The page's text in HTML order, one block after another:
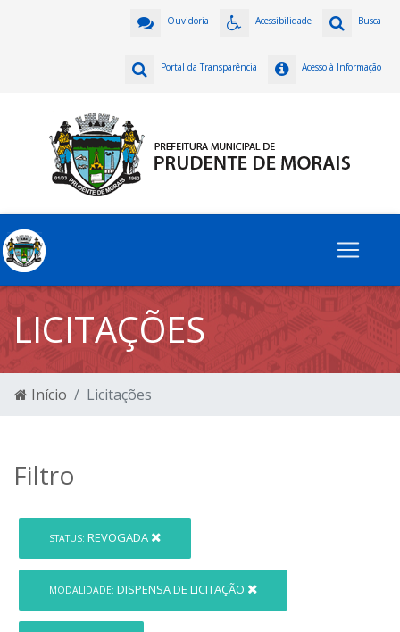
Busca
Acessibilidade
Ouvidoria
Acesso à Informação
Portal da Transparência
LICITAÇÕES
Início Licitações
Filtro
STATUS: REVOGADA
MODALIDADE: DISPENSA DE LICITAÇÃO